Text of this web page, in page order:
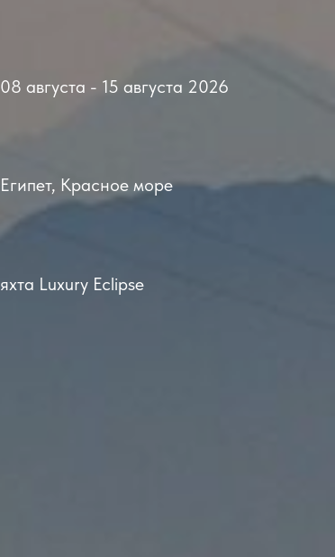
08 августа - 15 августа 2026
Египет, Красное море
яхта Luxury Eclipse